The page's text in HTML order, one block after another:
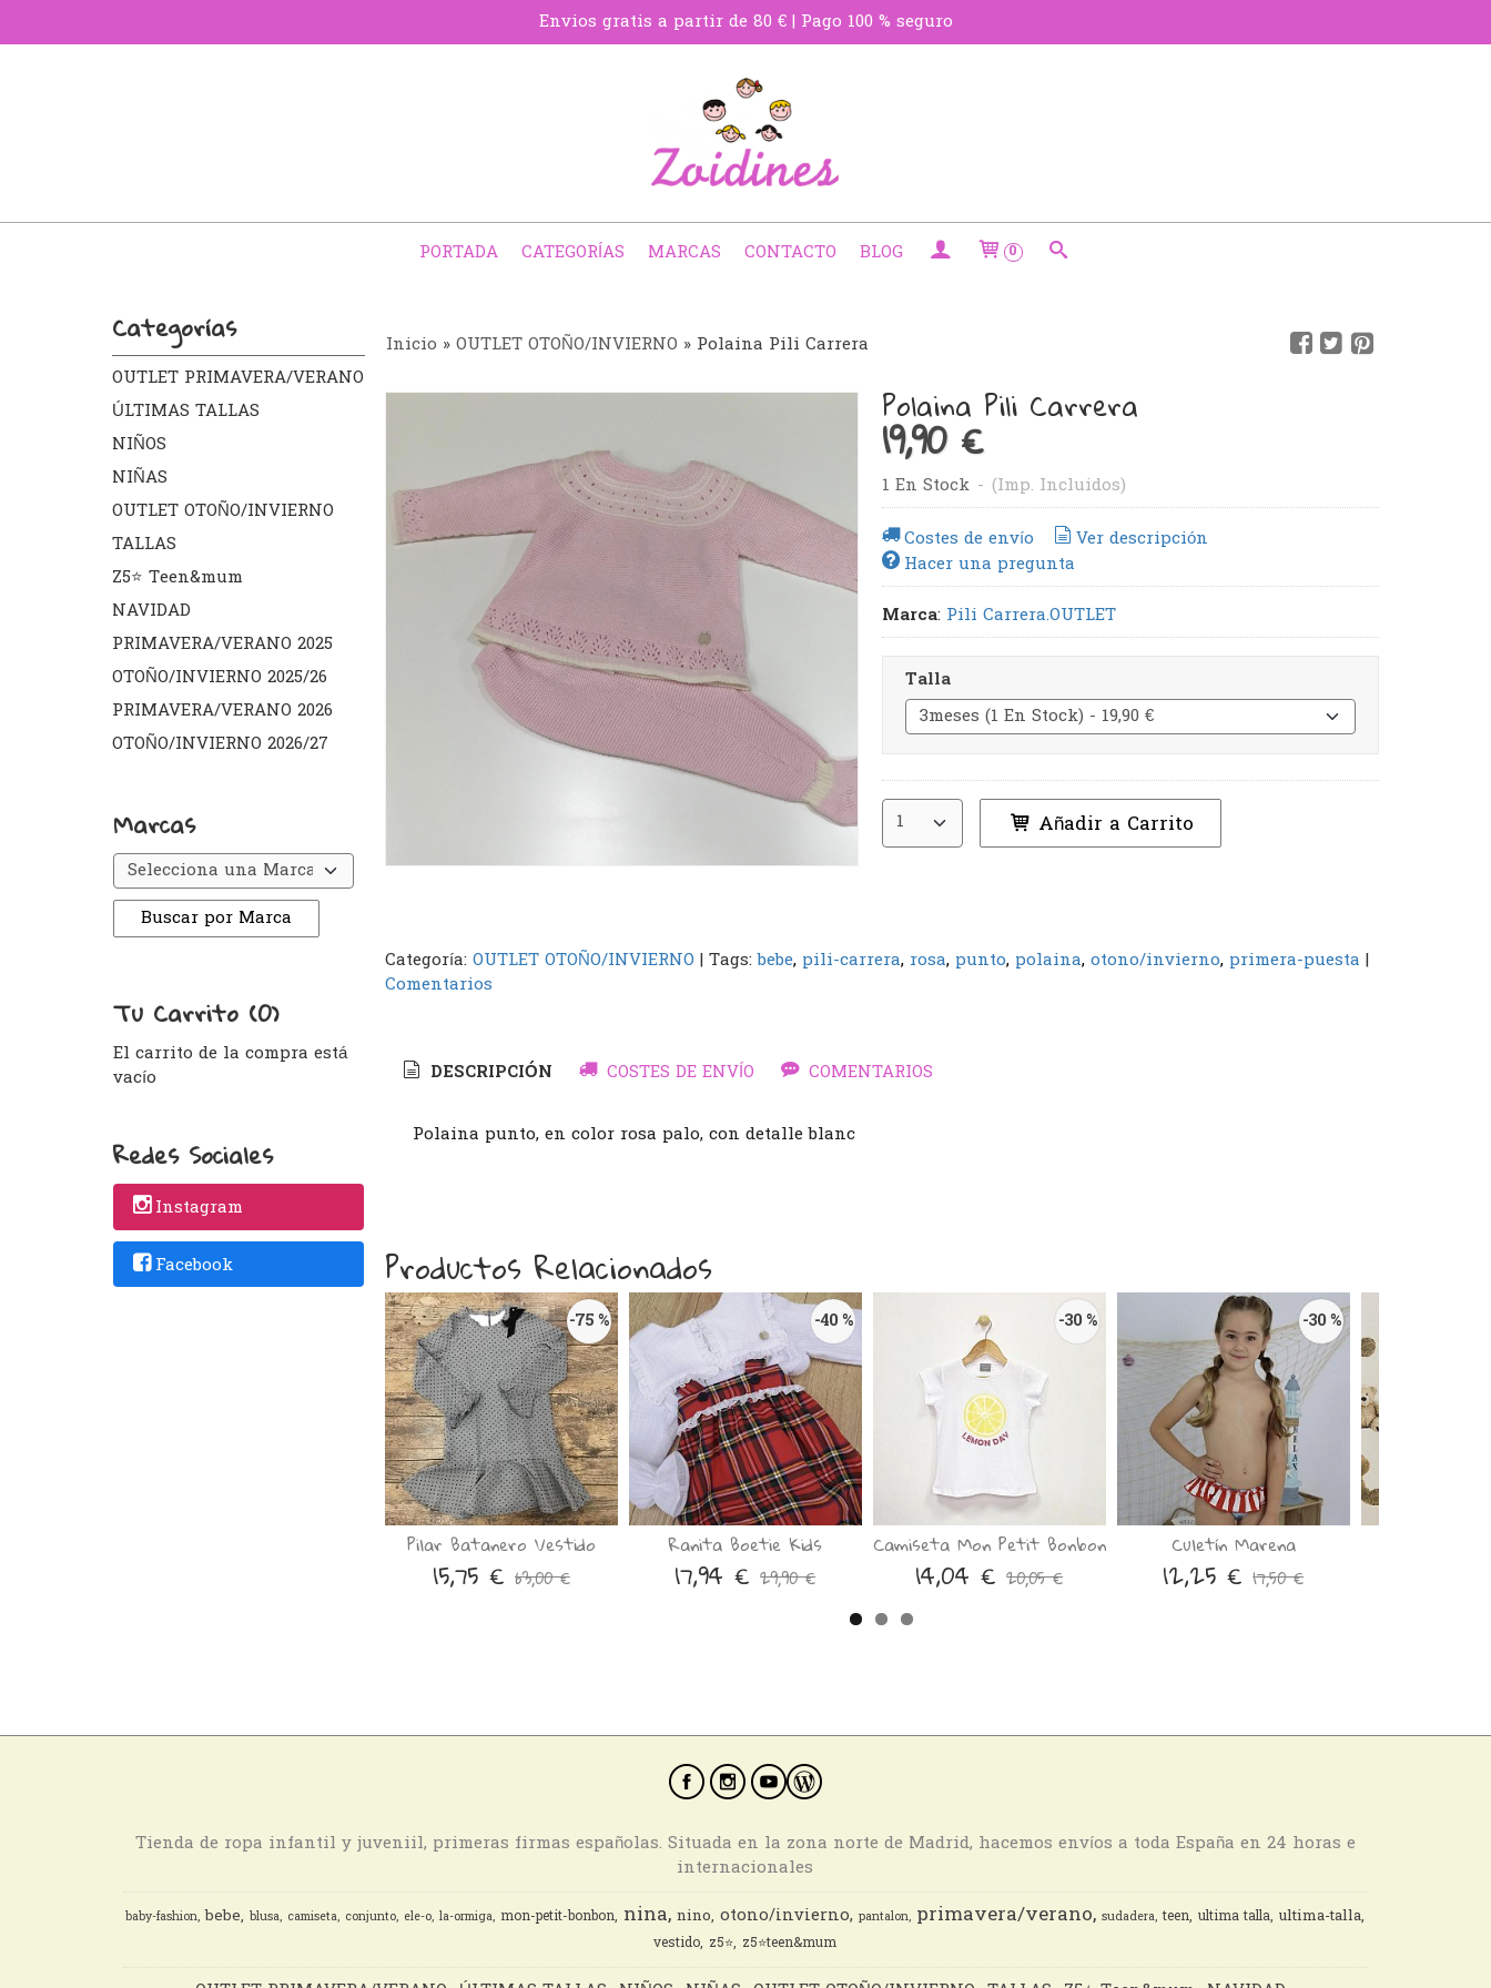
Envios gratis a partir de 80 € | Pago 100 % seguro
PORTADA CATEGORÍAS MARCAS CONTACTO BLOG 0
Categorías
OUTLET PRIMAVERA/VERANO
ÚLTIMAS TALLAS
NIÑOS
NIÑAS
OUTLET OTOÑO/INVIERNO
TALLAS
Z5⭐️ Teen&mum
NAVIDAD
PRIMAVERA/VERANO 2025
OTOÑO/INVIERNO 2025/26
PRIMAVERA/VERANO 2026
OTOÑO/INVIERNO 2026/27
Marcas
Tu Carrito (0)
El carrito de la compra está
vacío
Redes Sociales
Instagram
Facebook
Inicio » OUTLET OTOÑO/INVIERNO » Polaina Pili Carrera
Polaina Pili Carrera
19,90 €
1 En Stock - (Imp. Incluidos)
Costes de envío
Ver descripción
Hacer una pregunta
Marca: Pili Carrera.OUTLET
Talla
Añadir a Carrito
Categoría: OUTLET OTOÑO/INVIERNO | Tags:bebe pili-carrera rosa punto polaina otono/invierno primera-puesta |
Comentarios
DESCRIPCIÓN COSTES DE ENVÍO COMENTARIOS
Polaina punto, en color rosa palo, con detalle blanc
Productos Relacionados
-75 %
Pilar Batanero Vestido
15,75 € 63,00 €
-40 %
Ranita Boetie Kids
17,94 €29,90 €
-30 %
Camiseta Mon Petit Bonbon
14,04 €20,05 €
-30 %
Culetín Marena
12,25 €17,50 €
Tienda de ropa infantil y juveniil, primeras firmas españolas. Situada en la zona norte de Madrid, hacemos envíos a toda España en 24 horas e
internacionales
baby-fashion bebe blusa camiseta conjunto ele-o la-ormiga mon-petit-bonbon nina nino otono/invierno pantalon primavera/verano sudadera teen ultima talla ultima-talla
vestido z5⭐️ z5⭐️teen&mum